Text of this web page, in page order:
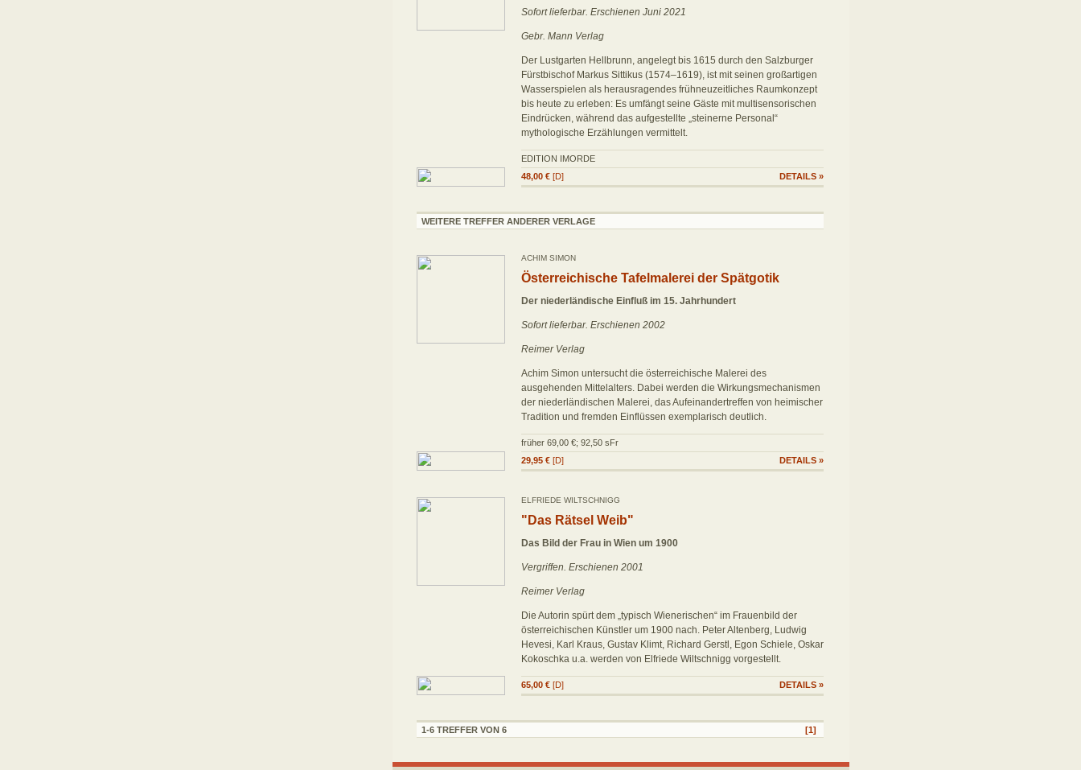
Sofort lieferbar. Erschienen Juni 2021
Gebr. Mann Verlag
Der Lustgarten Hellbrunn, angelegt bis 1615 durch den Salzburger
Fürstbischof Markus Sittikus (1574–1619), ist mit seinen großartigen
Wasserspielen als herausragendes frühneuzeitliches Raumkonzept
bis heute zu erleben: Es umfängt seine Gäste mit multisensorischen
Eindrücken, während das aufgestellte „steinerne Personal“
mythologische Erzählungen vermittelt.
EDITION IMORDE
48,00 € [D] DETAILS »
WEITERE TREFFER ANDERER VERLAGE
ACHIM SIMON
Österreichische Tafelmalerei der Spätgotik
Der niederländische Einfluß im 15. Jahrhundert
Sofort lieferbar. Erschienen 2002
Reimer Verlag
Achim Simon untersucht die österreichische Malerei des
ausgehenden Mittelalters. Dabei werden die Wirkungsmechanismen
der niederländischen Malerei, das Aufeinandertreffen von heimischer
Tradition und fremden Einflüssen exemplarisch deutlich.
früher 69,00 €; 92,50 sFr
29,95 € [D] DETAILS »
ELFRIEDE WILTSCHNIGG
"Das Rätsel Weib"
Das Bild der Frau in Wien um 1900
Vergriffen. Erschienen 2001
Reimer Verlag
Die Autorin spürt dem „typisch Wienerischen“ im Frauenbild der
österreichischen Künstler um 1900 nach. Peter Altenberg, Ludwig
Hevesi, Karl Kraus, Gustav Klimt, Richard Gerstl, Egon Schiele, Oskar
Kokoschka u.a. werden von Elfriede Wiltschnigg vorgestellt.
65,00 € [D] DETAILS »
1-6 TREFFER VON 6 [1]